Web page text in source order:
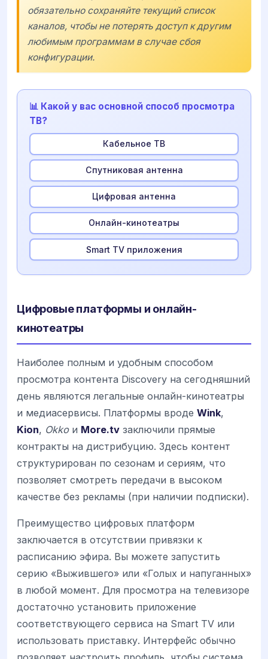
обязательно сохраняйте текущий список
каналов, чтобы не потерять доступ к другим
любимым программам в случае сбоя
конфигурации.
📊 Какой у вас основной способ просмотра
ТВ?
Кабельное ТВ
Спутниковая антенна
Цифровая антенна
Онлайн-кинотеатры
Smart TV приложения
Цифровые платформы и онлайн-
кинотеатры
Наиболее полным и удобным способом
просмотра контента Discovery на сегодняшний
день являются легальные онлайн-кинотеатры
и медиасервисы. Платформы вроде Wink,
Kion, Okkoи More.tv заключили прямые
контракты на дистрибуцию. Здесь контент
структурирован по сезонам и сериям, что
позволяет смотреть передачи в высоком
качестве без рекламы (при наличии подписки).
Преимущество цифровых платформ
заключается в отсутствии привязки к
расписанию эфира. Вы можете запустить
серию «Выжившего» или «Голых и напуганных»
в любой момент. Для просмотра на телевизоре
достаточно установить приложение
соответствующего сервиса на Smart TV или
использовать приставку. Интерфейс обычно